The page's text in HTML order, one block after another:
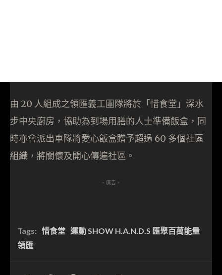
由 20 人組成之領匯義工團隊將於「惜食堂」深水
步中央廚房，協助為到場用膳的人士準備飯盒，同
時亦會派出車隊將愛心飯盒贈予超過 60 多個社區
組織，將關懷及開心傳遍社區。
- 廣告 -
Tags: 惜食堂 運動 SHOW H.A.N.D.S 匯聚百萬能量
領匯